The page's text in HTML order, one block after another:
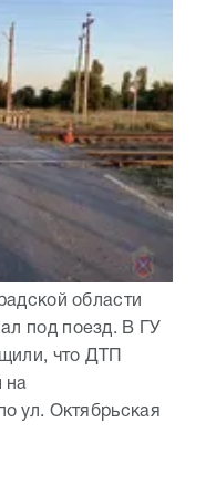
области
под поезд. В ГУ
что ДТП
на
ул. Октябрьская